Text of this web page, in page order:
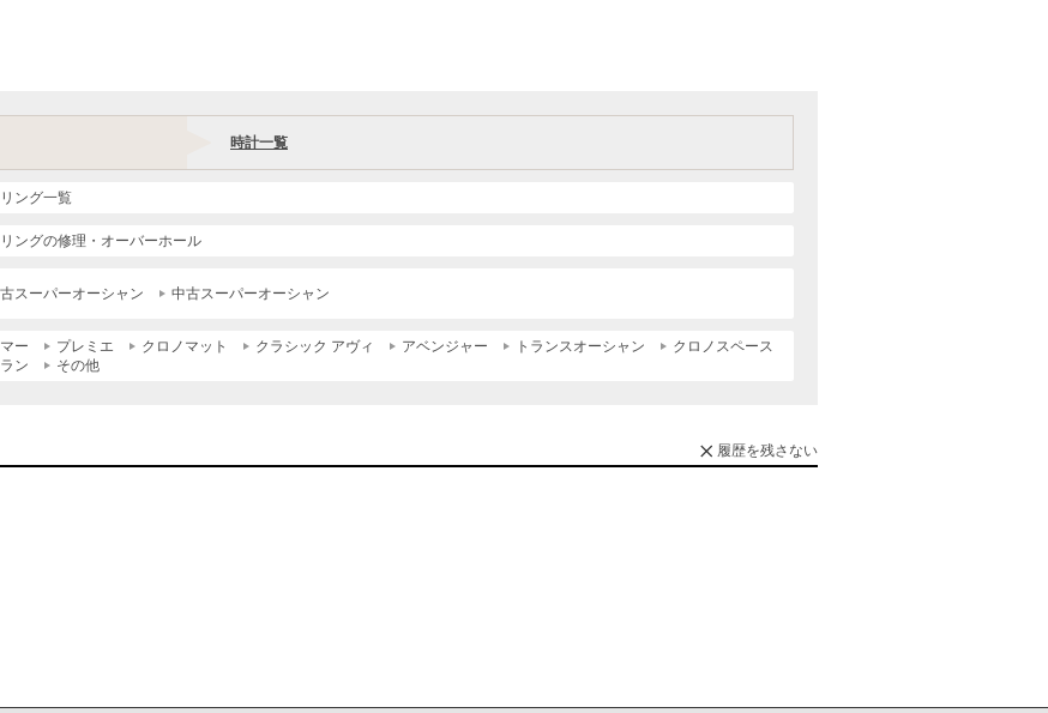
時計一覧
ング一覧
ングの修理・オーバーホール
スーパーオーシャン 中古スーパーオーシャン
ー プレミエ クロノマット クラシック アヴィ アベンジャー トランスオーシャン
クロノスペース
ン
その他
履歴を残さない